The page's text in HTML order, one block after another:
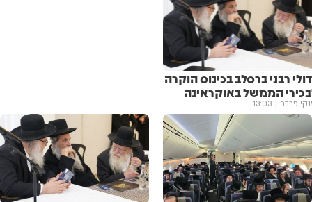
רבני ברסלב בכינוס הוקרה
הממשל באוקראינה
פרבר 13:03